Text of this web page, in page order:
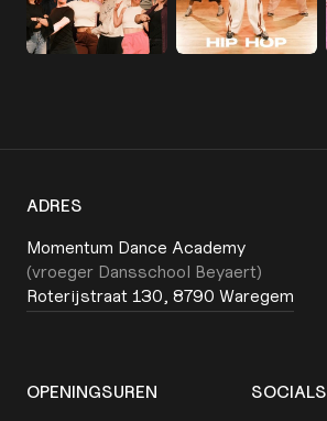
ADRES
Momentum Dance Academy
(vroeger Dansschool Beyaert)
Roterijstraat 130, 8790 Waregem
OPENINGSUREN
SOCIALS